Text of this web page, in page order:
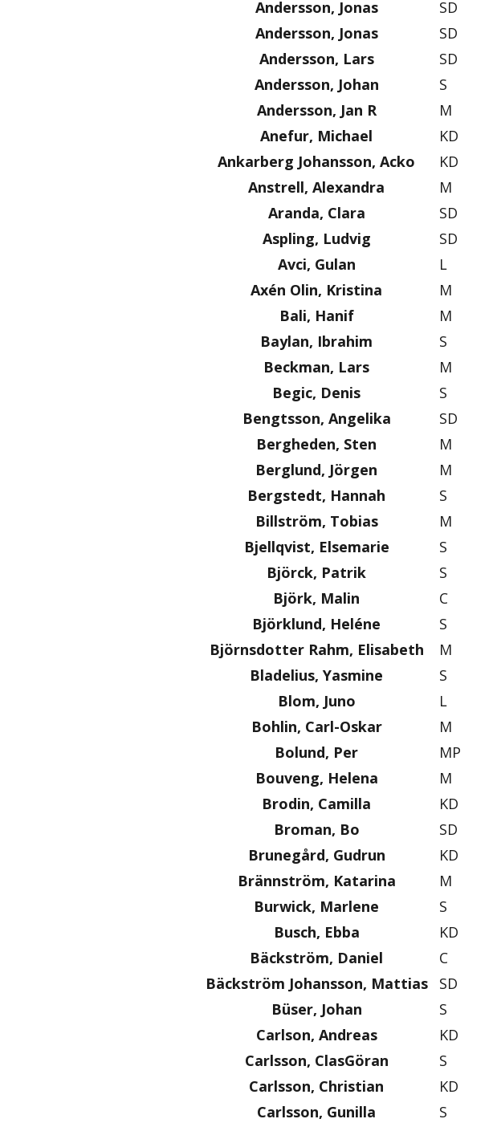
Andersson, Jonas
SD
Andersson, Jonas
SD
Andersson, Lars
SD
Andersson, Johan
S
Andersson, Jan R
M
Anefur, Michael
KD
Ankarberg Johansson, Acko
KD
Anstrell, Alexandra
M
Aranda, Clara
SD
Aspling, Ludvig
SD
Avci, Gulan
L
Axén Olin, Kristina
M
Bali, Hanif
M
Baylan, Ibrahim
S
Beckman, Lars
M
Begic, Denis
S
Bengtsson, Angelika
SD
Bergheden, Sten
M
Berglund, Jörgen
M
Bergstedt, Hannah
S
Billström, Tobias
M
Bjellqvist, Elsemarie
S
Björck, Patrik
S
Björk, Malin
C
Björklund, Heléne
S
Björnsdotter Rahm, Elisabeth
M
Bladelius, Yasmine
S
Blom, Juno
L
Bohlin, Carl-Oskar
M
Bolund, Per
MP
Bouveng, Helena
M
Brodin, Camilla
KD
Broman, Bo
SD
Brunegård, Gudrun
KD
Brännström, Katarina
M
Burwick, Marlene
S
Busch, Ebba
KD
Bäckström, Daniel
C
Bäckström Johansson, Mattias
SD
Büser, Johan
S
Carlson, Andreas
KD
Carlsson, ClasGöran
S
Carlsson, Christian
KD
Carlsson, Gunilla
S